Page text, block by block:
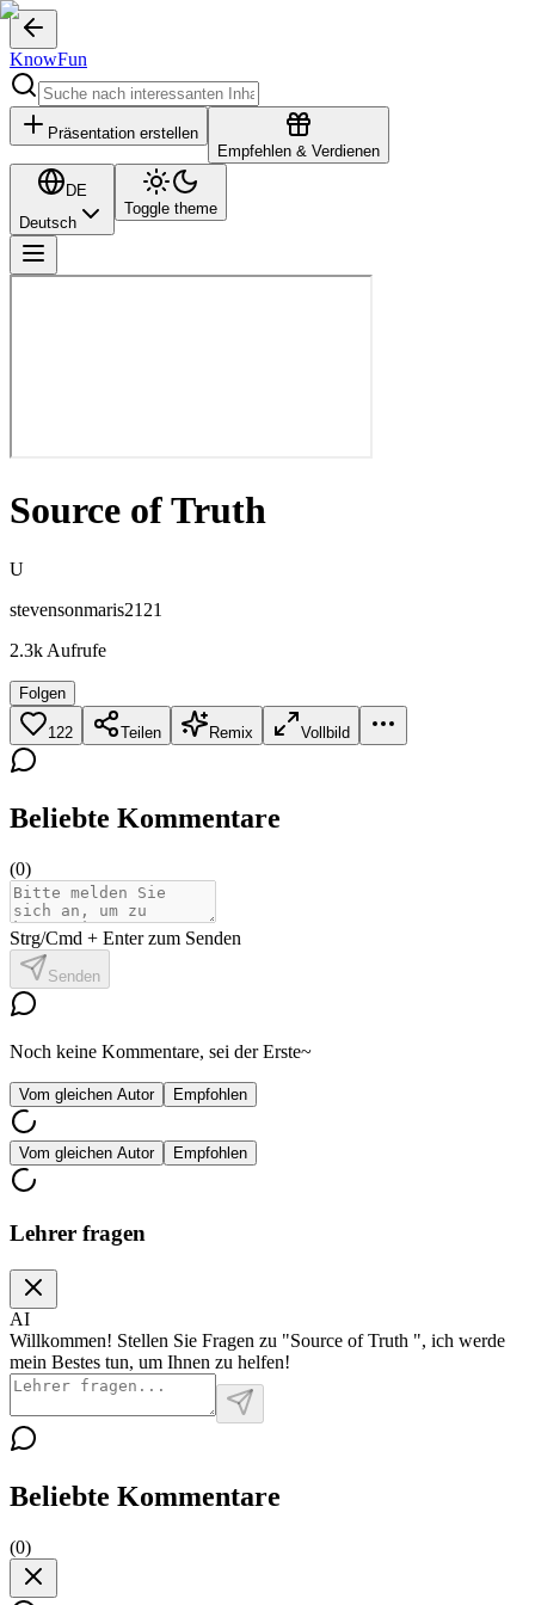
KnowFun
Präsentation erstellen
Empfehlen & Verdienen
DE
Deutsch
Toggle theme
Source of Truth
U
stevensonmaris2121
2.3k Aufrufe
Folgen
122 Teilen Remix Vollbild
Beliebte Kommentare
(0)
Strg/Cmd + Enter zum Senden
Senden
Noch keine Kommentare, sei der Erste~
Vom gleichen Autor Empfohlen
Vom gleichen Autor Empfohlen
Lehrer fragen
AI
Willkommen! Stellen Sie Fragen zu "Source of Truth ", ich werde
mein Bestes tun, um Ihnen zu helfen!
Beliebte Kommentare
(0)